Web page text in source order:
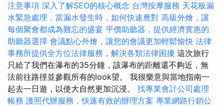
注意事項 深入了解SEO的核心概念 台灣按摩服務 天花板漏
水緊急處理，當漏水發生時，如何快速應對 高級外燴，讓
每個聚會都成為難忘的盛宴 平價助聽器，提供經濟實惠的
助聽器選擇 會議點心外燴，讓您的會議更加輕鬆愉快 法律
事務所提供全方位法律服務，解決各類法律困擾 這次旅行
只給了我們在瀑布的35分鐘，該瀑布的距離還不夠近，無
法前往路徑並參觀所有的look望。 我很樂意與當地指南一
起去一日遊，以使大自然更加沉浸。 找專業會計公司處理
帳務 護照代辦服務，快速有效的辦理方案 專業網路行銷公